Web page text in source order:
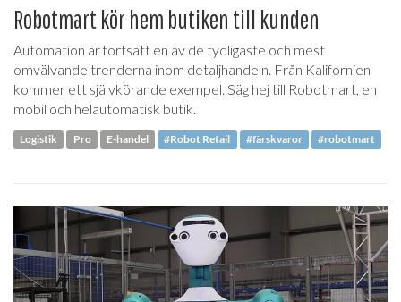
Robotmart kör hem butiken till kunden
Automation är fortsatt en av de tydligaste och mest
omvälvande trenderna inom detaljhandeln. Från Kalifornien
kommer ett självkörande exempel. Säg hej till Robotmart, en
mobil och helautomatisk butik.
Logistik Pro E-handel #Robot Retail #färskvaror #robotmart